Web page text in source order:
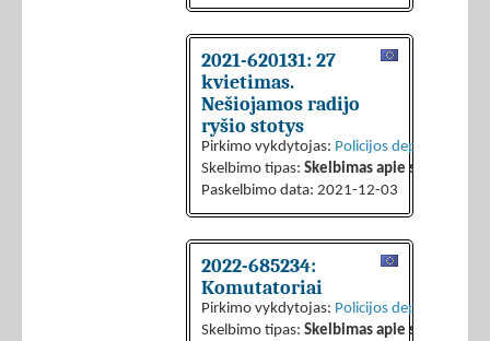
2021-620131: 27
kvietimas.
Nešiojamos radijo
ryšio stotys
Pirkimo vykdytojas: Policijos
Skelbimo tipas: Skelbimas apie sutarties
Paskelbimo data: 2021-12-03
2022-685234:
Komutatoriai
Pirkimo vykdytojas: Policijos
Skelbimo tipas: Skelbimas apie sutarties